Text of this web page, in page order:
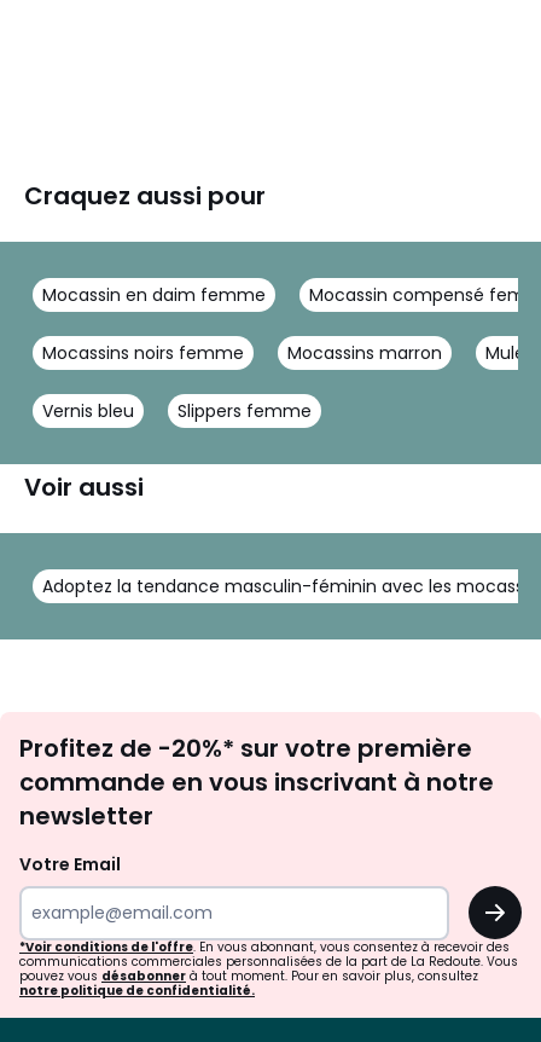
Craquez aussi pour
Mocassin en daim femme Mocassin compensé
Mocassins noirs femme Mocassins marron Mule
Vernis bleu Slippers femme
Voir aussi
Adoptez la tendance masculin-féminin avec les
newsletter
Profitez de -20%* sur votre première
commande en vous inscrivant à notre
newsletter
Votre Email
OK
*Voir conditions de l'offre. En vous abonnant, vous consentez à recevoir des
communications commerciales personnalisées de la part de La Redoute. Vous
pouvez vous désabonner à tout moment. Pour en savoir plus, consultez
notre politique de confidentialité.